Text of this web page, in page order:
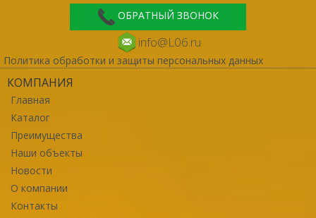
ОБРАТНЫЙ ЗВОНОК
info@L06.ru
Политика обработки и защиты персональных данных
КОМПАНИЯ
Главная
Каталог
Преимущества
Наши объекты
Новости
О компании
Контакты